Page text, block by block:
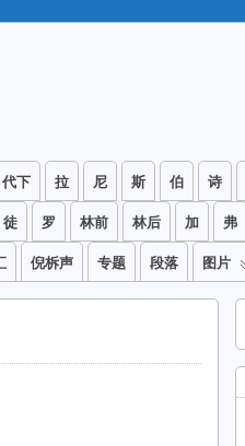
代下 拉 尼 斯 伯 诗
徒 罗 林前 林后 加 弗
倪柝声 专题 段落 图片